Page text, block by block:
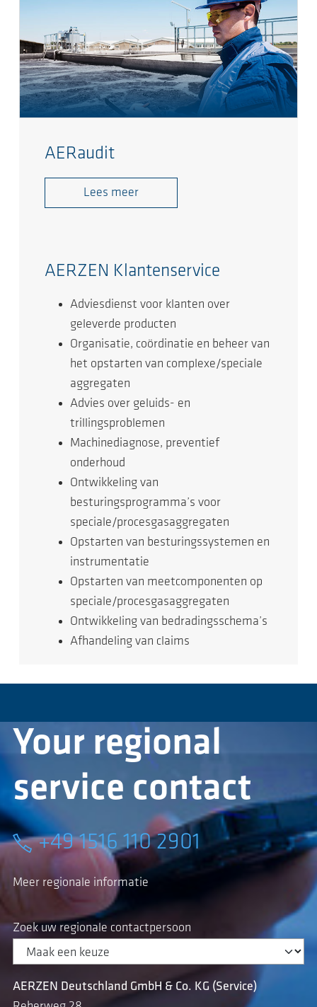
AERaudit
Lees meer
AERZEN Klantenservice
Adviesdienst voor klanten over
geleverde producten
Organisatie, coördinatie en beheer van
het opstarten van complexe/speciale
aggregaten
Advies over geluids- en
trillingsproblemen
Machinediagnose, preventief
onderhoud
Ontwikkeling van
besturingsprogramma’s voor
speciale/procesgasaggregaten
Opstarten van besturingssystemen en
instrumentatie
Opstarten van meetcomponenten op
speciale/procesgasaggregaten
Ontwikkeling van bedradingsschema’s
Afhandeling van claims
Your regional
service contact
+49 1516 110 2901
Meer regionale informatie
Zoek uw regionale contactpersoon
AERZEN Deutschland GmbH & Co. KG (Service)